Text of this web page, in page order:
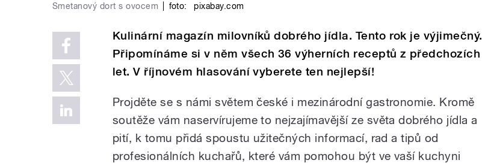
Smetanový dort s ovocem foto: pixabay.com
Kulinární magazín milovníků dobrého jídla. Tento rok je výjimečný.
Připomínáme si v něm všech 36 výherních receptů z předchozích
let. V říjnovém hlasování vyberete ten nejlepší!
Projděte se s námi světem české i mezinárodní gastronomie. Kromě
soutěže vám naservírujeme to nejzajímavější ze světa dobrého jídla a
pití, k tomu přidá spoustu užitečných informací, rad a tipů od
profesionálních kuchařů, které vám pomohou být ve vaší kuchyni